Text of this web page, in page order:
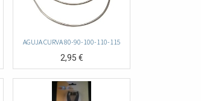
AGUJA CURVA 80-90-100-110-115
2,95€